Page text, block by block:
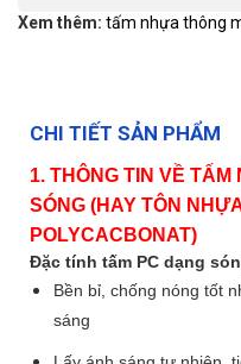
Xem thêm: tấm nhựa thông
CHI TIẾT SẢN PHẨM
1. THÔNG TIN VỀ
SÓNG (HAY TÔN
POLYCACBONAT)
Đặc tính tấm PC dạng
Bền bỉ, chống nóng tốt
sáng